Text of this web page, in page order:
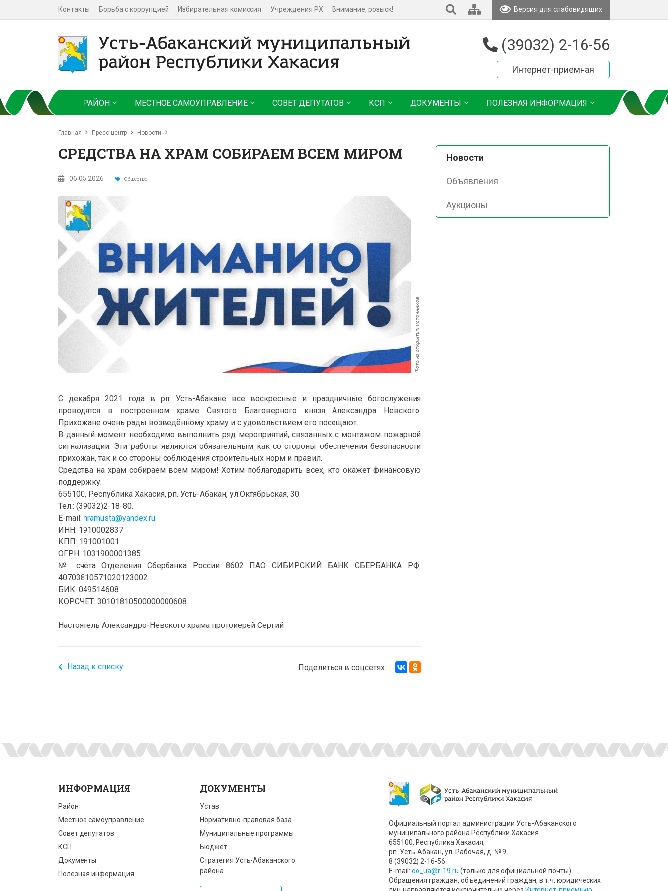
Контакты Борьба с коррупцией Избирательная комиссия Учреждения РХ Внимание, розыск! Версия для слабовидящих
(39032) 2-16-56
Интернет-приемная
РАЙОН МЕСТНОЕ САМОУПРАВЛЕНИЕ СОВЕТ ДЕПУТАТОВ КСП ДОКУМЕНТЫ ПОЛЕЗНАЯ ИНФОРМАЦИЯ
Главная Пресс-центр Новости
СРЕДСТВА НА ХРАМ СОБИРАЕМ ВСЕМ МИРОМ
06.05.2026 Общество
Фото из открытых источников
С декабря 2021 года в рп. Усть-Абакане все воскресные и праздничные богослужения
проводятся в построенном храме Святого Благоверного князя Александра Невского.
Прихожане очень рады возведённому храму и с удовольствием его посещают.
В данный момент необходимо выполнить ряд мероприятий, связанных с монтажом пожарной
сигнализации. Эти работы являются обязательным как со стороны обеспечения безопасности
прихожан, так и со стороны соблюдения строительных норм и правил.
Средства на храм собираем всем миром! Хотим поблагодарить всех, кто окажет финансовую
поддержку.
655100, Республика Хакасия, рп. Усть-Абакан, ул.Октябрьская, 30.
Тел.: (39032)2-18-80.
E-mail: hramusta@yandex.ru
ИНН: 1910002837
КПП: 191001001
ОГРН: 1031900001385
№ счёта Отделения Сбербанка России 8602 ПАО СИБИРСКИЙ БАНК СБЕРБАНКА РФ:
40703810571020123002
БИК: 049514608
КОРСЧЕТ: 30101810500000000608.
Настоятель Александро-Невского храма протоиерей Сергий
Назад к списку Поделиться в соцсетях:
Новости
Объявления
Аукционы
ИНФОРМАЦИЯ
Район
Местное самоуправление
Совет депутатов
КСП
Документы
Полезная информация
ДОКУМЕНТЫ
Устав
Нормативно-правовая база
Муниципальные программы
Бюджет
Стратегия Усть-Абаканского
района
Официальный портал администрации Усть-Абаканского
муниципального района Республики Хакасия
655100, Республика Хакасия,
рп. Усть-Абакан, ул. Рабочая, д. № 9
8 (39032) 2-16-56
Е-mail: oo_ua@r-19.ru (только для официальной почты)
Обращения граждан, объединений граждан, в т.ч. юридических